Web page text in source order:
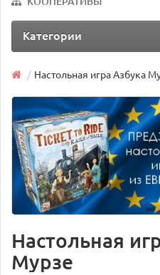
Категории
Настольная игра Азбука
Настольная
Мурзе